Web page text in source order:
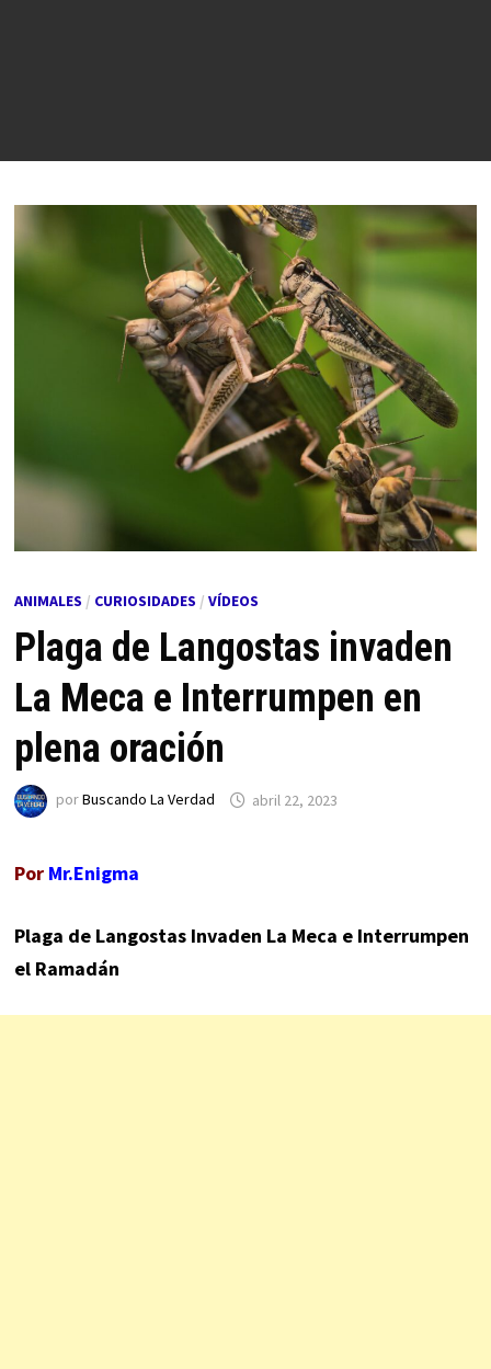
ANIMALES / CURIOSIDADES / VÍDEOS
Plaga de Langostas invaden
La Meca e Interrumpen en
plena oración
porBuscando La Verdad abril 22, 2023
Por Mr.Enigma
Plaga de Langostas Invaden La Meca e Interrumpen
el Ramadán